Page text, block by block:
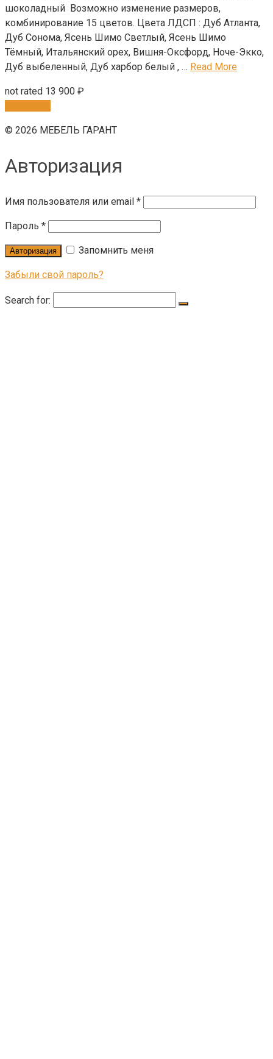
шоколадный Возможно изменение размеров,
комбинирование 15 цветов. Цвета ЛДСП : Дуб Атланта,
Дуб Сонома, Ясень Шимо Светлый, Ясень Шимо
Тёмный, Итальянский орех, Вишня-Оксфорд, Ноче-Экко,
Дуб выбеленный, Дуб харбор белый , … Read More
not rated 13 900 ₽
© 2026 МЕБЕЛЬ ГАРАНТ
Авторизация
Имя пользователя или email *
Пароль *
Авторизация Запомнить меня
Забыли свой пароль?
Search for: